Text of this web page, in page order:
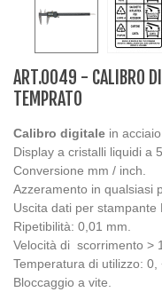
ART.0049 - CALIBRO
TEMPRATO
Calibro digitale in
Display a cristalli liquidi a
Conversione mm / inch.
Azzeramento in qualsiasi
Uscita dati per stampante
Ripetibilità: 0,01 mm.
Velocità di scorrimento >
Temperatura di utilizzo: 0,
Bloccaggio a vite.